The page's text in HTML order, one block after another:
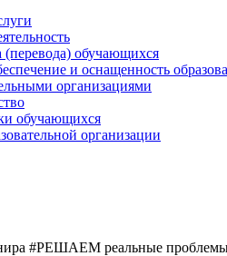
обучающихся
и оснащенность
организациями
обучающихся
организации
#РЕШАЕМ реальные